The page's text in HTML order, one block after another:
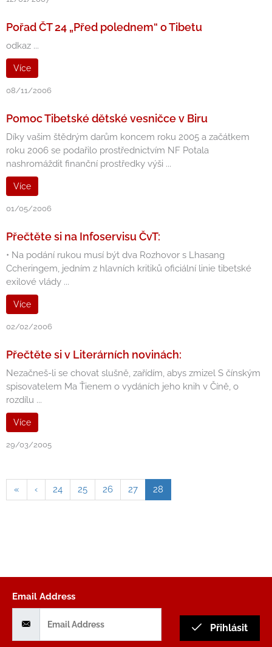
Pořad ČT 24 „Před polednem“ o Tibetu
odkaz ...
Více
08/11/2006
Pomoc Tibetské dětské vesničce v Biru
Díky vašim štědrým darům koncem roku 2005 a začátkem
roku 2006 se podařilo prostřednictvím NF Potala
nashromáždit finanční prostředky výši ...
Více
01/05/2006
Přečtěte si na Infoservisu ČvT:
• Na podání rukou musí být dva Rozhovor s Lhasang
Ccheringem, jedním z hlavních kritiků oficiální linie tibetské
exilové vlády ...
Více
02/02/2006
Přečtěte si v Literárních novinách:
Nezačneš-li se chovat slušně, zařídím, abys zmizel S čínským
spisovatelem Ma Ťienem o vydáních jeho knih v Číně, o
rozdílu ...
Více
29/03/2005
« ‹ 24 25 26 27 28
Email Address
Přihlásit